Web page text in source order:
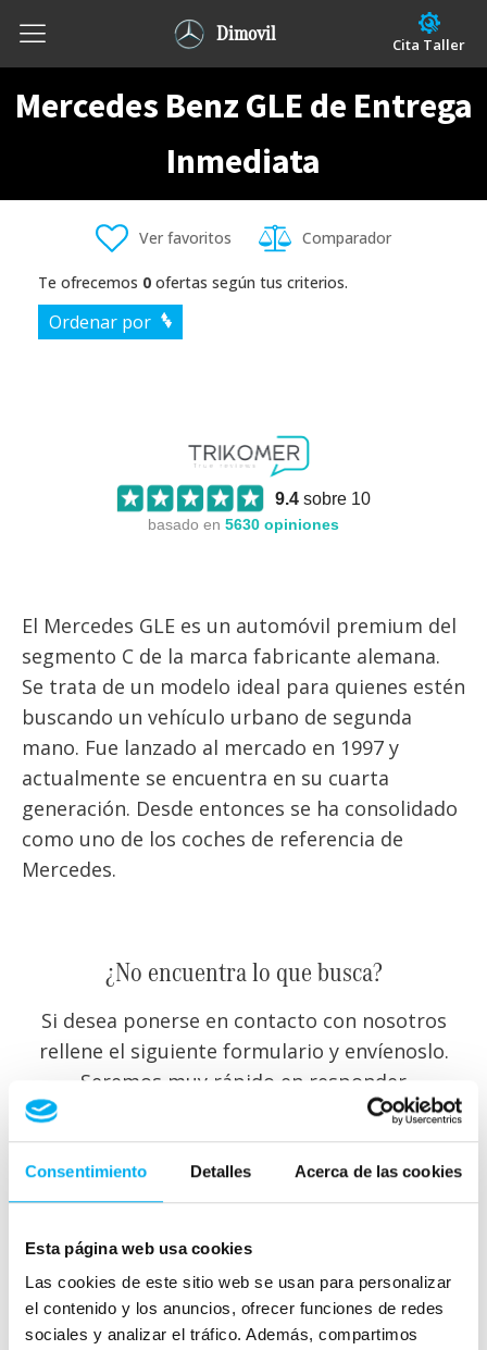
Consentimiento Detalles Acerca de las cookies
Esta página web usa cookies
Las cookies de este sitio web se usan para personalizar
el contenido y los anuncios, ofrecer funciones de redes
sociales y analizar el tráfico. Además, compartimos
Dimovil Cita Taller
Mercedes Benz GLE de Entrega
Inmediata
Ver favoritos Comparador
Te ofrecemos 0 ofertas según tus criterios.
Ordenar por
9.4sobre 10
basado en 5630 opiniones
El Mercedes GLE es un automóvil premium del
segmento C de la marca fabricante alemana.
Se trata de un modelo ideal para quienes estén
buscando un vehículo urbano de segunda
mano. Fue lanzado al mercado en 1997 y
actualmente se encuentra en su cuarta
generación. Desde entonces se ha consolidado
como uno de los coches de referencia de
Mercedes.
¿No encuentra lo que busca?
Si desea ponerse en contacto con nosotros
rellene el siguiente formulario y envíenoslo.
Seremos muy rápido en responder